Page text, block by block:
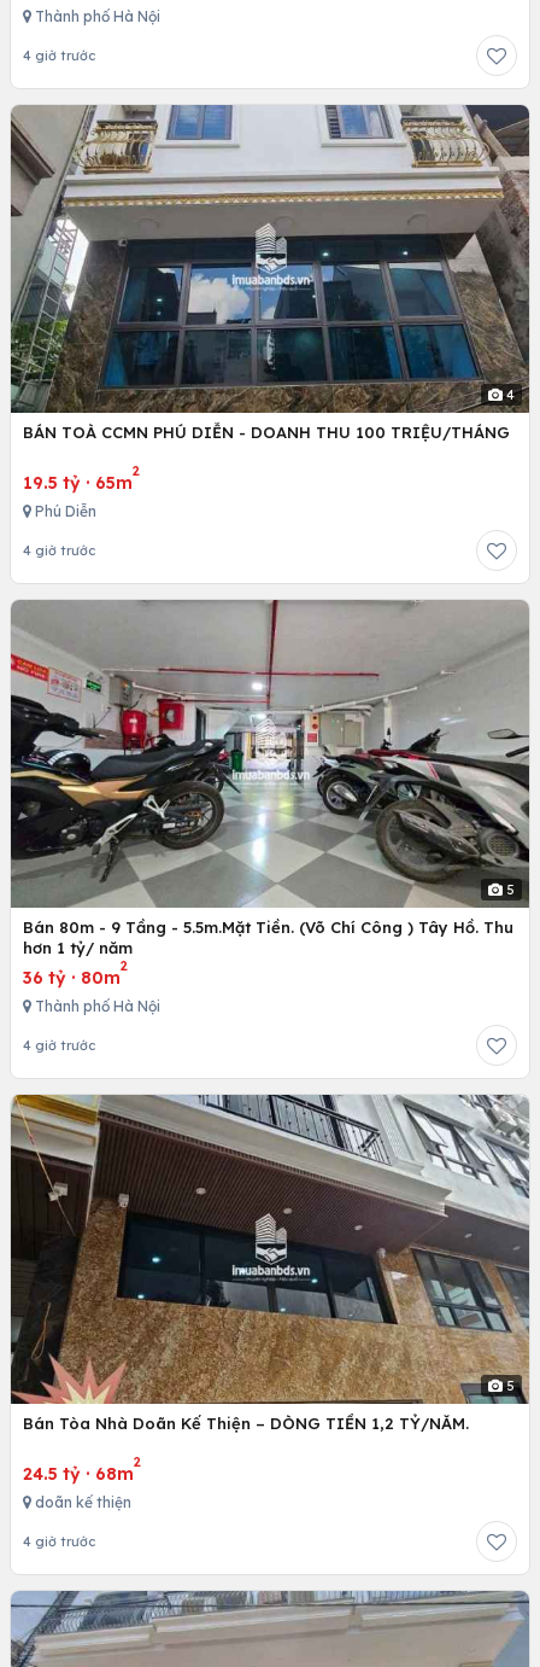
Thành phố Hà Nội
4 giờ trước
4
BÁN TOÀ CCMN PHÚ DIỄN - DOANH THU 100 TRIỆU/THÁNG
19.5 tỷ · 65m
2
Phú Diễn
4 giờ trước
5
Bán 80m - 9 Tầng - 5.5m.Mặt Tiền. (Võ Chí Công ) Tây Hồ. Thu
hơn 1 tỷ/ năm
36 tỷ · 80m
2
Thành phố Hà Nội
4 giờ trước
5
Bán Tòa Nhà Doãn Kế Thiện – DÒNG TIỀN 1,2 TỶ/NĂM.
24.5 tỷ · 68m
2
doãn kế thiện
4 giờ trước